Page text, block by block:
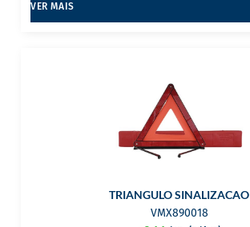
VER MAIS
TRIANGULO SINALIZACAO
VMX890018